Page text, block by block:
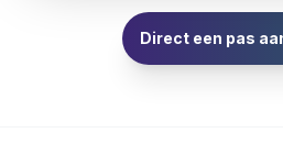
Direct een pas